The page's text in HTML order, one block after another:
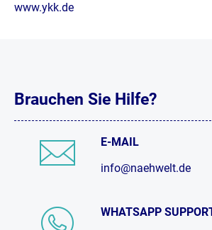
www.ykk.de
Brauchen Sie Hilfe?
E-MAIL
info@naehwelt.de
WHATSAPP